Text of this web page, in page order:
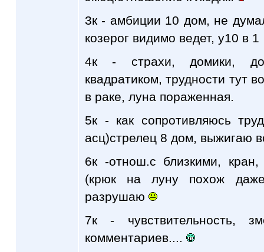
3к - амбиции 10 дом, не
козерог видимо ведет, у10 в 1
4к - страхи, домики,
квадратиком, трудности тут
в раке, луна пораженная.
5к - как сопротивляюсь
асц)стрелец 8 дом, выжигаю
6к -отнош.с близкими,
(крюк на луну похож
разрушаю
7к - чувствительность,
комментариев....